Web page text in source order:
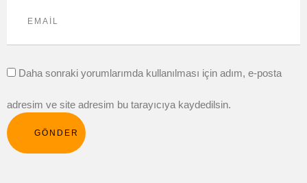
Daha sonraki yorumlarımda kullanılması için adım, e-posta
adresim ve site adresim bu tarayıcıya kaydedilsin.
GÖNDER